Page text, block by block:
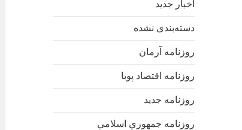
اخبار جدید
دسته‌بندی نشده
روزنامه آرمان
روزنامه اقتصاد پویا
روزنامه جدید
روزنامه جمهوري اسلامي